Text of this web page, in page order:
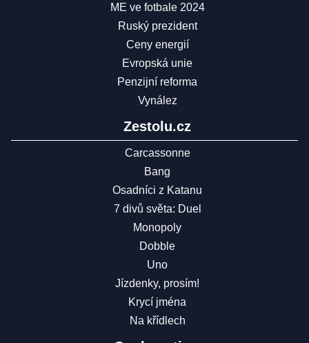
ME ve fotbale 2024
Ruský prezident
Ceny energií
Evropská unie
Penzijní reforma
Vynález
Zestolu.cz
Carcassonne
Bang
Osadníci z Katanu
7 divů světa: Duel
Monopoly
Dobble
Uno
Jízdenky, prosím!
Krycí jména
Na křídlech